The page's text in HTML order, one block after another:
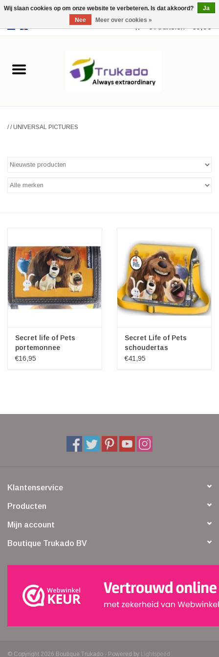
USD 0 Artikelen - €0,00
Leer
Merchandise
Gothic Steampunk
Giftware & Lifestyle &
Collectables
Bezoek ons
Aanbiedingen
//UNIVERSAL PICTURES
Secret life of Pets
portemonnee
€16,95
Secret Life of Pets
schoudertas
€41,95
Klantenservice
Producten
Mijn account
Boutique Trukado BV
© Copyright 2026 Boutique Trukado - Powered by Lightspeed
Wij slaan cookies op om onze website te verbeteren. Is dat akkoord?
Ja
Nee
Meer over cookies »